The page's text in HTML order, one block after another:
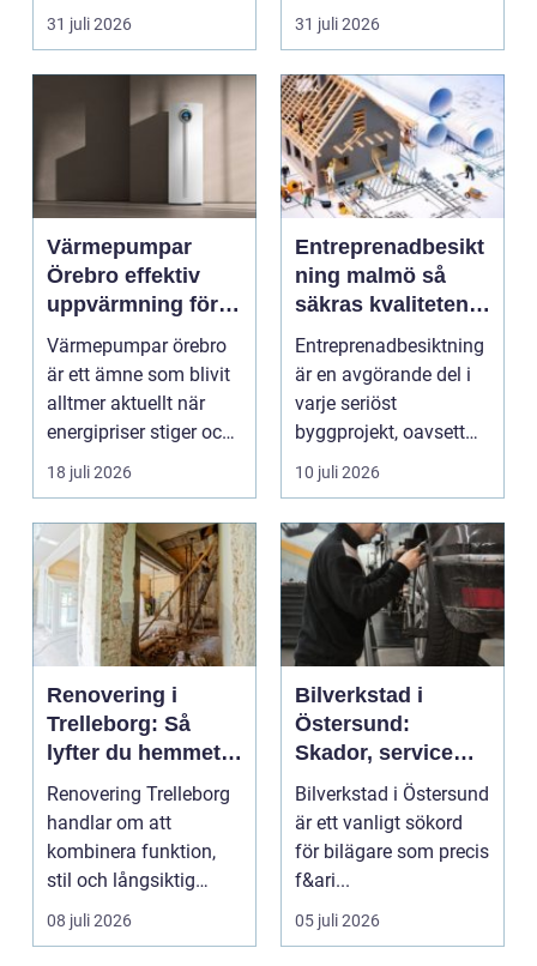
renovering. Färg, rost,
smu...
31 juli 2026
säljas billi...
31 juli 2026
Värmepumpar
Örebro effektiv
uppvärmning för
hus och
fastigheter
Värmepumpar örebro
är ett ämne som blivit
alltmer aktuellt när
energipriser stiger och
fler vill sän...
18 juli 2026
Entreprenadbesikt
ning malmö så
säkras kvaliteten i
byggprojekt
Entreprenadbesiktning
är en avgörande del i
varje seriöst
byggprojekt, oavsett
om det handlar om en
10 juli 2026
Renovering i
Trelleborg: Så
lyfter du hemmet
på ett smart sätt
Renovering Trelleborg
handlar om att
kombinera funktion,
stil och långsiktig
ekonomi i samma p...
08 juli 2026
Bilverkstad i
Östersund:
Skador, service
och smarta val för
din bil
Bilverkstad i Östersund
är ett vanligt sökord
för bilägare som precis
f&ari...
05 juli 2026